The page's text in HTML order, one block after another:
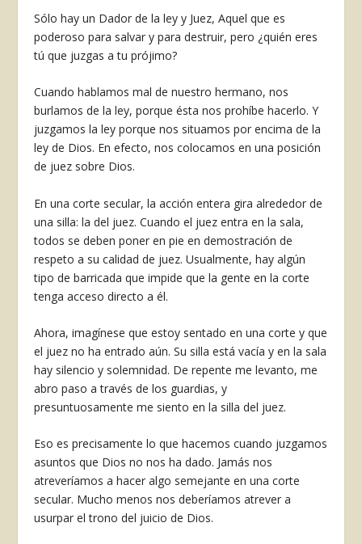
Sólo hay un Dador de la ley y Juez, Aquel que es
poderoso para salvar y para destruir, pero ¿quién eres
tú que juzgas a tu prójimo?
Cuando hablamos mal de nuestro hermano, nos
burlamos de la ley, porque ésta nos prohíbe hacer­lo. Y
juzgamos la ley porque nos situamos por en­cima de la
ley de Dios. En efecto, nos colocamos en una posición
de juez sobre Dios.
En una corte secular, la acción entera gira alre­dedor de
una silla: la del juez. Cuando el juez en­tra en la sala,
todos se deben poner en pie en de­mostración de
respeto a su calidad de juez. Usual­mente, hay algún
tipo de barricada que impide que la gente en la corte
tenga acceso directo a él.
Ahora, imagínese que estoy sentado en una corte y que
el juez no ha entrado aún. Su silla es­tá vacía y en la sala
hay silencio y solemnidad. De repente me levanto, me
abro paso a través de los guardias, y
presuntuosamente me siento en la silla del juez.
Eso es precisamente lo que hacemos cuando juzgamos
asuntos que Dios no nos ha dado. Jamás nos
atreveríamos a hacer algo semejante en una corte
secular. Mucho menos nos deberíamos atre­ver a
usurpar el trono del juicio de Dios.